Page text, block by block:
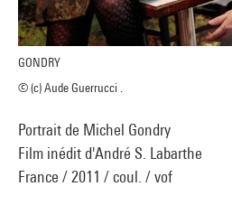
GONDRY
© (c) Aude Guerrucci .
Portrait de Michel Gondry
Film inédit d'André S. Labarthe
France / 2011 / coul. / vof